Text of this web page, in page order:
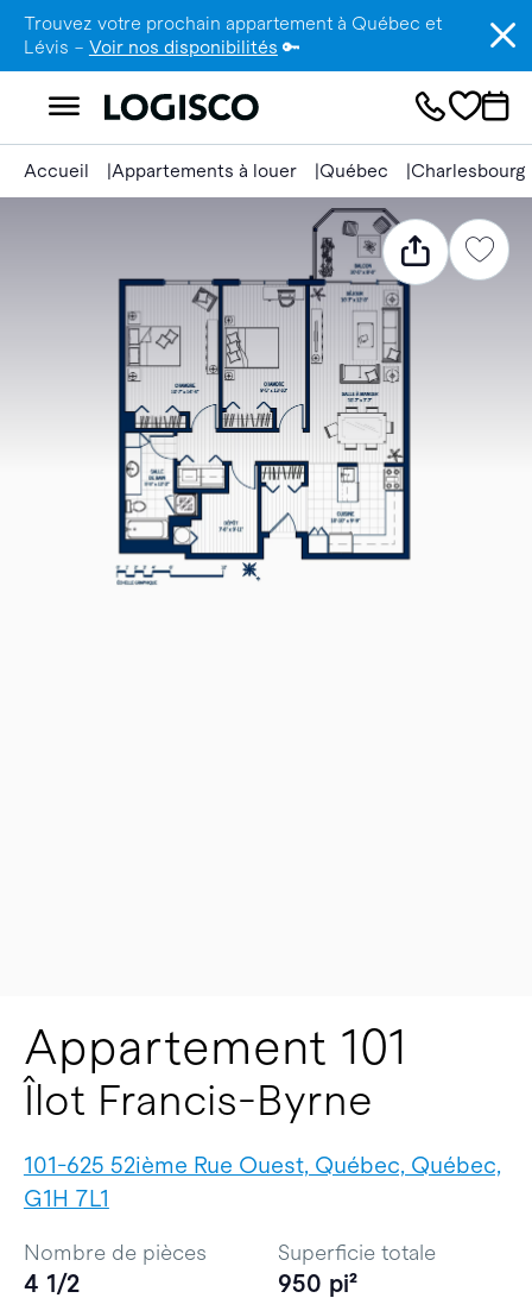
Trouvez votre prochain appartement à Québec et
Lévis – Voir nos disponibilités 🔑
Accueil Appartements à louer Québec Charlesbourg
Appartement 101
Îlot Francis-Byrne
101-625 52ième Rue Ouest, Québec, Québec,
G1H 7L1
Nombre de pièces
4 1/2
Superficie totale
950 pi²